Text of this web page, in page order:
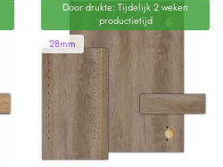
Door drukte: Tijdelijk 2 weken
productietijd
28mm